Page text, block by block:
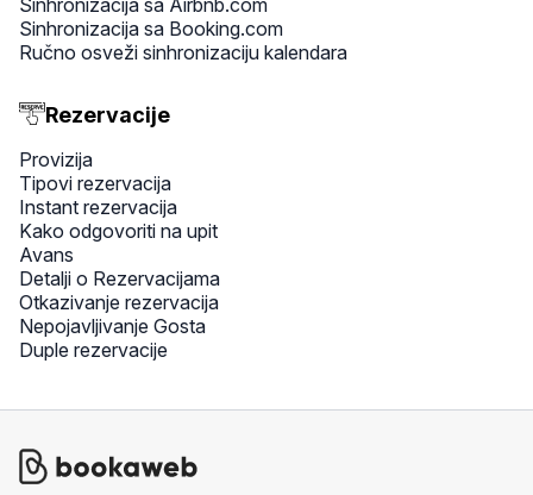
Sinhronizacija sa Airbnb.com
Sinhronizacija sa Booking.com
Ručno osveži sinhronizaciju kalendara
Rezervacije
Provizija
Tipovi rezervacija
Instant rezervacija
Kako odgovoriti na upit
Avans
Detalji o Rezervacijama
Otkazivanje rezervacija
Nepojavljivanje Gosta
Duple rezervacije